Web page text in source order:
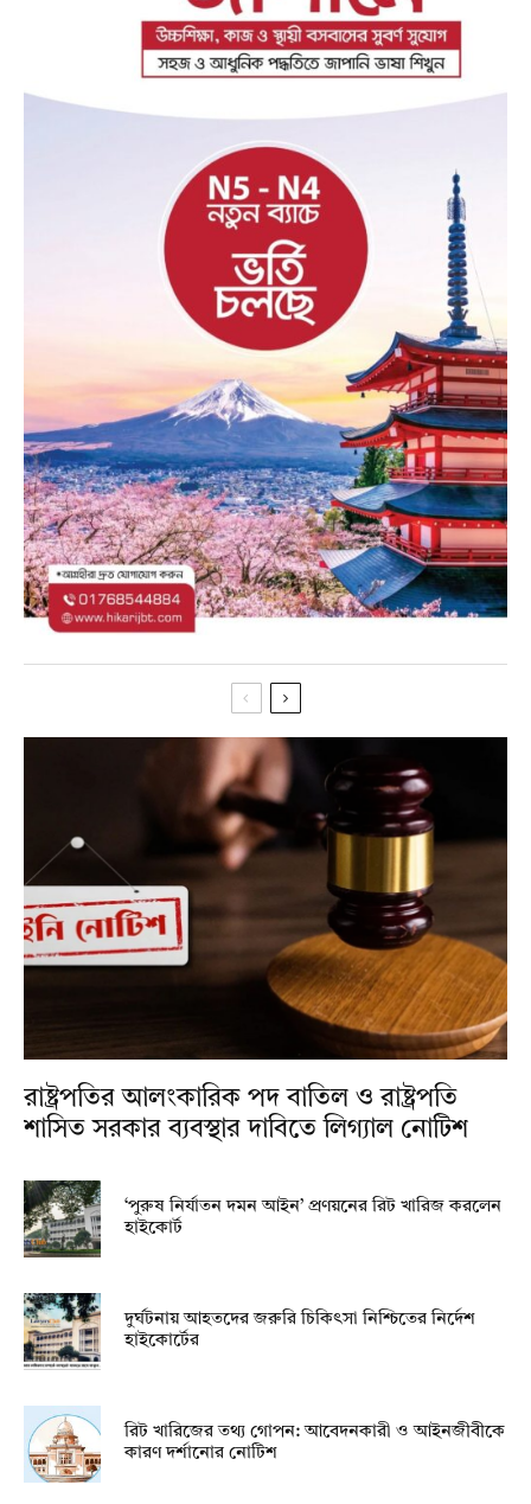
রাষ্ট্রপতির আলংকারিক পদ বাতিল ও রাষ্ট্রপতি
শাসিত সরকার ব্যবস্থার দাবিতে লিগ্যাল নোটিশ
‘পুরুষ নির্যাতন দমন আইন’ প্রণয়নের রিট খারিজ করলেন
হাইকোর্ট
দুর্ঘটনায় আহতদের জরুরি চিকিৎসা নিশ্চিতের নির্দেশ
হাইকোর্টের
রিট খারিজের তথ্য গোপন: আবেদনকারী ও আইনজীবীকে
কারণ দর্শানোর নোটিশ